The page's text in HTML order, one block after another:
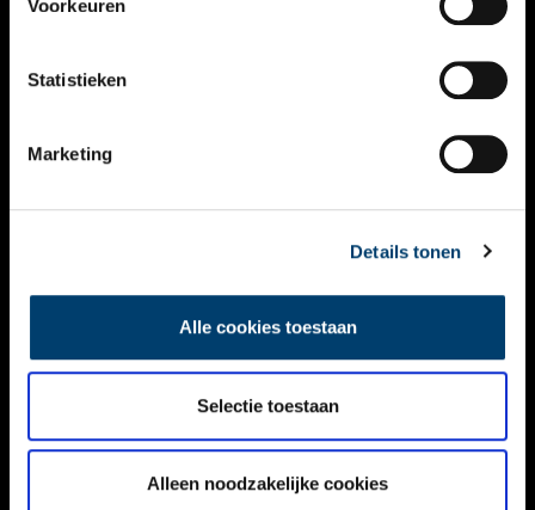
Voorkeuren
Statistieken
Marketing
Details tonen
Alle cookies toestaan
Selectie toestaan
Alleen noodzakelijke cookies
NIEUWSBRIEF
DISCLAIMER
TOEGANKELIJKHEID
Volg ONH op social media